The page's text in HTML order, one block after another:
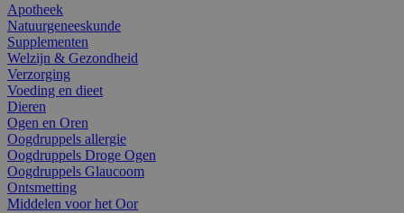
Apotheek
Natuurgeneeskunde
Supplementen
Welzijn & Gezondheid
Verzorging
Voeding en dieet
Dieren
Ogen en Oren
Oogdruppels allergie
Oogdruppels Droge Ogen
Oogdruppels Glaucoom
Ontsmetting
Middelen voor het Oor